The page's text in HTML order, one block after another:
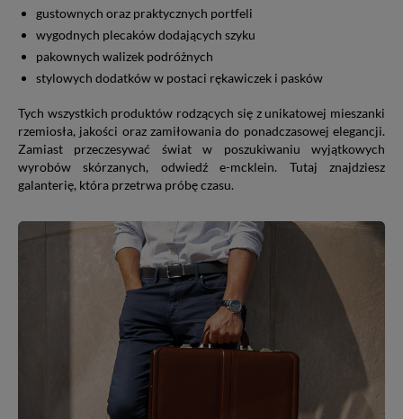
gustownych oraz praktycznych portfeli
wygodnych plecaków dodających szyku
pakownych walizek podróżnych
stylowych dodatków w postaci rękawiczek i pasków
Tych wszystkich produktów rodzących się z unikatowej mieszanki
rzemiosła, jakości oraz zamiłowania do ponadczasowej elegancji.
Zamiast przeczesywać świat w poszukiwaniu wyjątkowych
wyrobów skórzanych, odwiedź e-mcklein. Tutaj znajdziesz
galanterię, która przetrwa próbę czasu.